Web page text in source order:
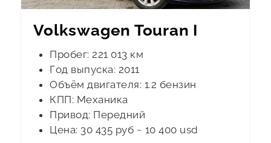
Volkswagen Touran I
Пробег: 221 013 км
Год выпуска: 2011
Объём двигателя: 1.2 бензин
КПП: Механика
Привод: Передний
Цена: 30 435 руб ~ 10 400 usd